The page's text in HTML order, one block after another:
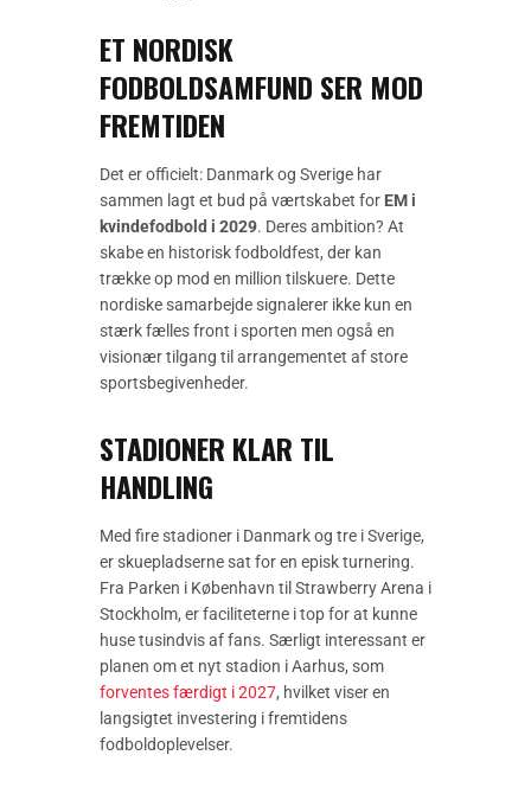
ET NORDISK
FODBOLDSAMFUND SER MOD
FREMTIDEN
Det er officielt: Danmark og Sverige har
sammen lagt et bud på værtskabet for EM i
kvindefodbold i 2029. Deres ambition? At
skabe en historisk fodboldfest, der kan
trække op mod en million tilskuere. Dette
nordiske samarbejde signalerer ikke kun en
stærk fælles front i sporten men også en
visionær tilgang til arrangementet af store
sportsbegivenheder.
STADIONER KLAR TIL
HANDLING
Med fire stadioner i Danmark og tre i Sverige,
er skuepladserne sat for en episk turnering.
Fra Parken i København til Strawberry Arena i
Stockholm, er faciliteterne i top for at kunne
huse tusindvis af fans. Særligt interessant er
planen om et nyt stadion i Aarhus, som
forventes færdigt i 2027, hvilket viser en
langsigtet investering i fremtidens
fodboldoplevelser.